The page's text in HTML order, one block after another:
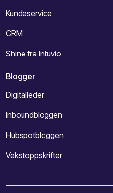
Kundeservice
CRM
Shine fra Intuvio
Blogger
Digitalleder
Inboundbloggen
Hubspotbloggen
Vekstoppskrifter